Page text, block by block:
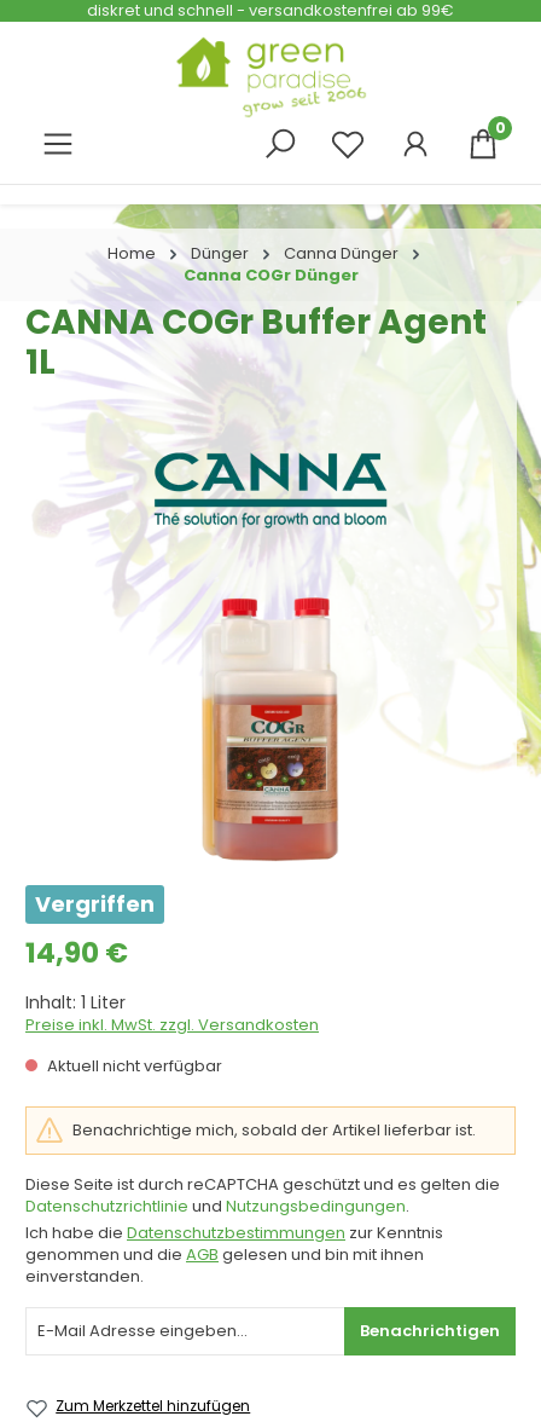
Zum Hauptinhalt springen
diskret und schnell - versandkostenfrei ab 99€
0
Home Dünger
Canna Dünger
Canna COGr Dünger
CANNA COGr Buffer Agent
1L
Bildergalerie überspringen
Vergriffen
Regulärer Preis:
14,90 €
Inhalt: 1 Liter
Preise inkl. MwSt. zzgl. Versandkosten
Aktuell nicht verfügbar
Benachrichtige mich, sobald der Artikel lieferbar ist.
Diese Seite ist durch reCAPTCHA geschützt und es gelten die
Datenschutzrichtlinie und Nutzungsbedingungen.
Ich habe die Datenschutzbestimmungen zur Kenntnis
genommen und die AGB gelesen und bin mit ihnen
einverstanden.
Benachrichtigen
Zum Merkzettel hinzufügen